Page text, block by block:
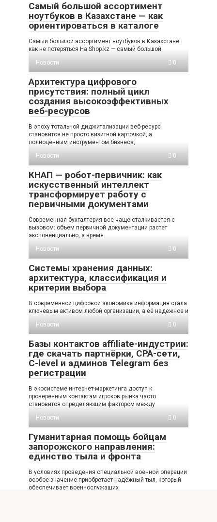
Самый большой ассортимент
ноутбуков в Казахстане — как
ориентироваться в каталоге
Самый большой ассортимент ноутбуков в Казахстане:
как не потеряться На Shop.kz — самый большой
Новости
0
Архитектура цифрового
присутствия: полный цикл
создания высокоэффективных
веб-ресурсов
В эпоху тотальной диджитализации веб-ресурс
становится не просто визитной карточкой, а
полноценным инструментом бизнеса,
Новости
0
КНАП — робот-первичник: как
искусственный интеллект
трансформирует работу с
первичными документами
Современная бухгалтерия все чаще сталкивается с
вызовом: объем первичной документации растет
экспоненциально, а время
Новости
0
Системы хранения данных:
архитектура, классификация и
критерии выбора
В современной цифровой экономике информация стала
ключевым активом любой организации, а её надежное и
Новости
0
Базы контактов affiliate-индустрии:
где скачать партнёрки, CPA-сети,
C-level и админов Telegram без
регистрации
В экосистеме интернет-маркетинга доступ к
проверенным контактам игроков рынка часто
становится определяющим фактором между
Новости
0
Гуманитарная помощь бойцам
запорожского направления:
единство тыла и фронта
В условиях проведения специальной военной операции
особое значение приобретает надёжный тыл, который
обеспечивает военнослужащих